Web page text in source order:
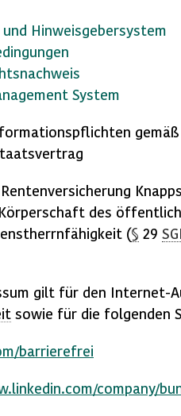
und Hin­weis­ge­ber­sys­tem
System
gemäß
des
(§ 29
gilt für den
sowie für die folgenden
barrierefrei
company/